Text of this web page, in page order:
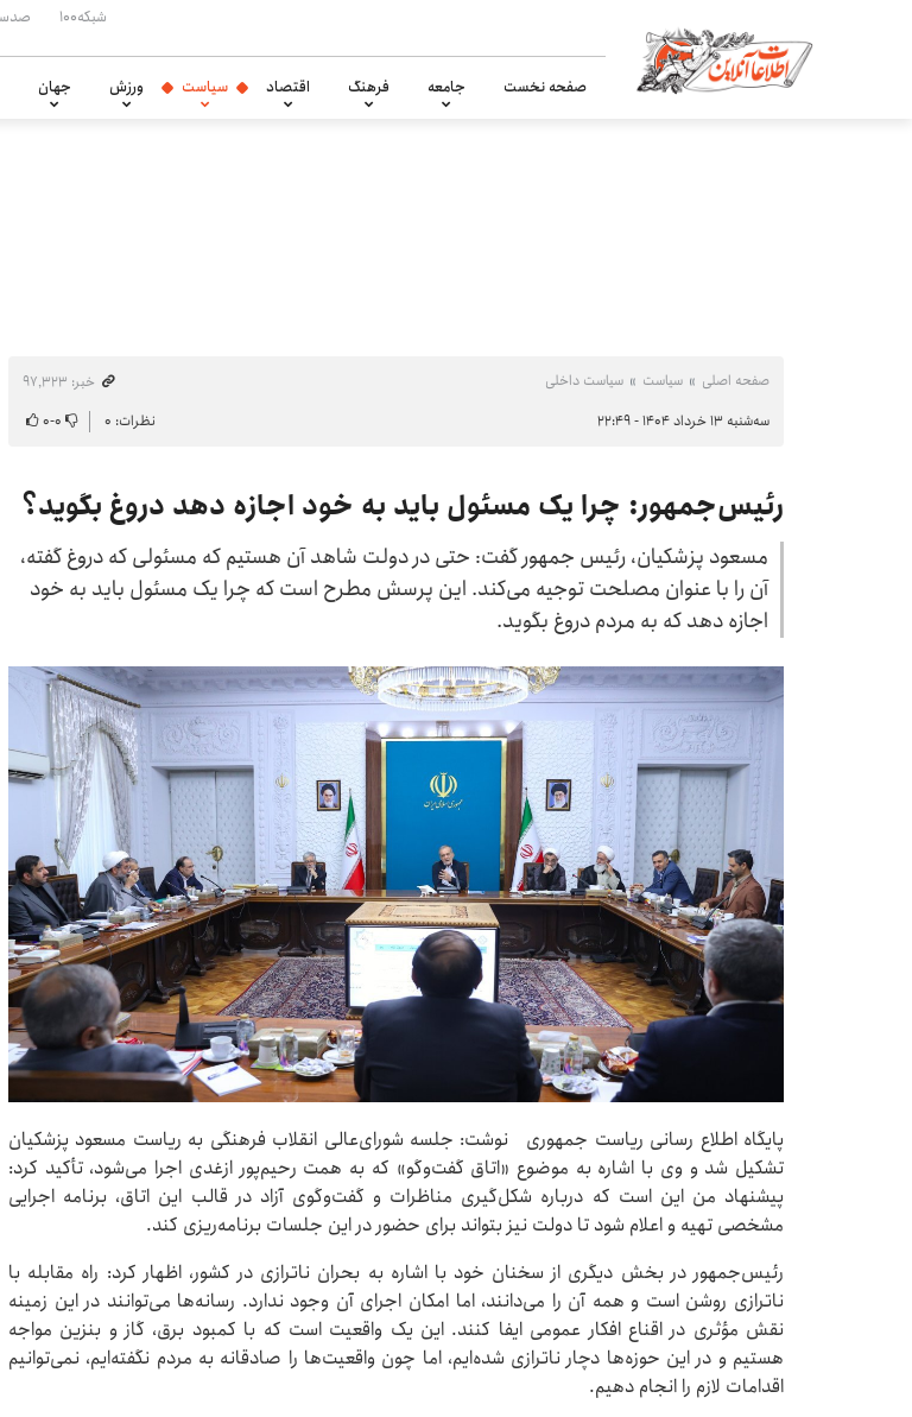
شبکه۱۰۰
صفحه نخست جامعه فرهنگ اقتصاد سیاست ورزش جهان
صفحه اصلی سیاست سیاست داخلی
خبر: ۹۷٬۳۲۳
سه‌شنبه ۱۳ خرداد ۱۴۰۴ - ۲۲:۴۹
نظرات: ۰ ۰-۰
رئیس‌جمهور: چرا یک مسئول باید به خود اجازه دهد دروغ بگوید؟
مسعود پزشکیان، رئیس جمهور گفت: حتی در دولت شاهد آن هستیم که مسئولی که دروغ گفته،
آن را با عنوان مصلحت توجیه می‌کند. این پرسش مطرح است که چرا یک مسئول باید به خود
اجازه دهد که به مردم دروغ بگوید.
پایگاه اطلاع رسانی ریاست جمهوری نوشت: جلسه شورای‌عالی انقلاب فرهنگی به ریاست مسعود پزشکیان
تشکیل شد و وی با اشاره به موضوع «اتاق گفت‌وگو» که به همت رحیم‌پور ازغدی اجرا می‌شود، تأکید کرد:
پیشنهاد من این است که درباره شکل‌گیری مناظرات و گفت‌وگوی آزاد در قالب این اتاق، برنامه اجرایی
مشخصی تهیه و اعلام شود تا دولت نیز بتواند برای حضور در این جلسات برنامه‌ریزی کند.
رئیس‌جمهور در بخش دیگری از سخنان خود با اشاره به بحران ناترازی در کشور، اظهار کرد: راه مقابله با
ناترازی روشن است و همه آن را می‌دانند، اما امکان اجرای آن وجود ندارد. رسانه‌ها می‌توانند در این زمینه
نقش مؤثری در اقناع افکار عمومی ایفا کنند. این یک واقعیت است که با کمبود برق، گاز و بنزین مواجه
هستیم و در این حوزه‌ها دچار ناترازی شده‌ایم، اما چون واقعیت‌ها را صادقانه به مردم نگفته‌ایم، نمی‌توانیم
اقدامات لازم را انجام دهیم.